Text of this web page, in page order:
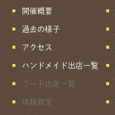
開催概要
過去の様子
アクセス
ハンドメイド出店一覧
フード出店一覧
体験教室